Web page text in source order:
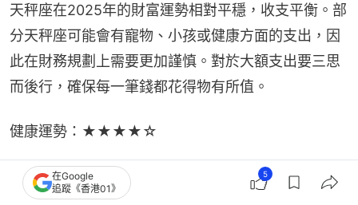
天秤座在2025年的財富運勢相對平穩，收支平衡。部
分天秤座可能會有寵物、小孩或健康方面的支出，因
此在財務規劃上需要更加謹慎。對於大額支出要三思
而後行，確保每一筆錢都花得物有所值。
健康運勢：★★★★☆
天秤座在2025年需要注意內分泌和腸胃問題，建議不
要熬夜，調節飲食，並多補充水分。保持良好的生活
在Google
追蹤《香港01》
5